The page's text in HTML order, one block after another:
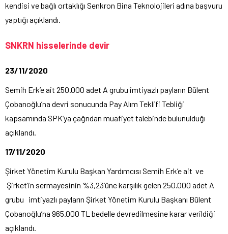
kendisi ve bağlı ortaklığı Senkron Bina Teknolojileri adına başvuru
yaptığı açıklandı.
SNKRN hisselerinde devir
23/11/2020
Semih Erk’e ait 250.000 adet A grubu imtiyazlı payların Bülent
Çobanoğlu’na devri sonucunda Pay Alım Teklifi Tebliği
kapsamında SPK’ya çağrıdan muafiyet talebinde bulunulduğı
açıklandı.
17/11/2020
Şirket Yönetim Kurulu Başkan Yardımcısı Semih Erk’e ait ve
Şirket’in sermayesinin %3,23’üne karşılık gelen 250.000 adet A
grubu imtiyazlı payların Şirket Yönetim Kurulu Başkanı Bülent
Çobanoğlu’na 965.000 TL bedelle devredilmesine karar verildiği
açıklandı.